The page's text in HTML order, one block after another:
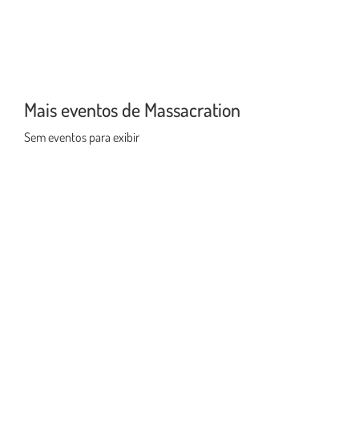
Mais eventos de Massacration
Sem eventos para exibir